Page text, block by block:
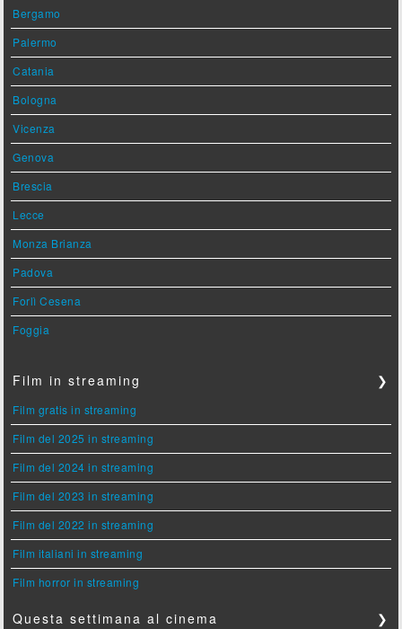
Bergamo
Palermo
Catania
Bologna
Vicenza
Genova
Brescia
Lecce
Monza Brianza
Padova
Forlì Cesena
Foggia
Film in streaming ❯
Film gratis in streaming
Film del 2025 in streaming
Film del 2024 in streaming
Film del 2023 in streaming
Film del 2022 in streaming
Film italiani in streaming
Film horror in streaming
Questa settimana al cinema ❯